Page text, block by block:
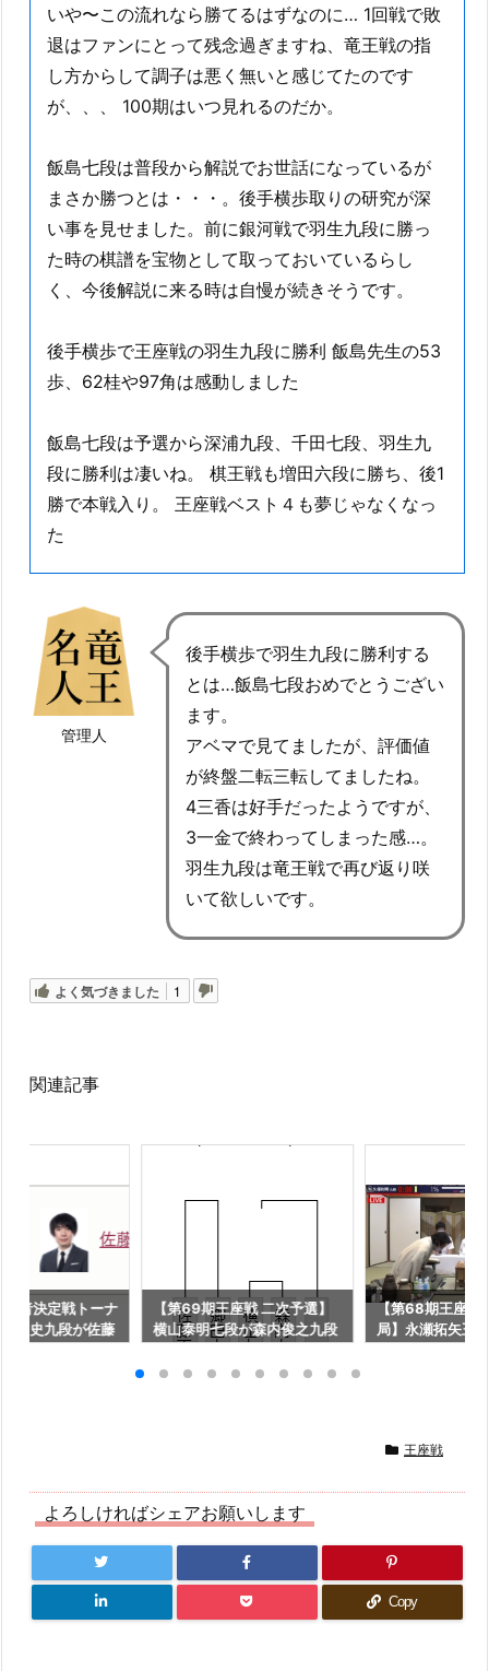
いや〜この流れなら勝てるはずなのに… 1回戦で敗
退はファンにとって残念過ぎますね、竜王戦の指
し方からして調子は悪く無いと感じてたのです
が、、、 100期はいつ見れるのだか。
飯島七段は普段から解説でお世話になっているが
まさか勝つとは・・・。後手横歩取りの研究が深
い事を見せました。前に銀河戦で羽生九段に勝っ
た時の棋譜を宝物として取っておいているらし
く、今後解説に来る時は自慢が続きそうです。
後手横歩で王座戦の羽生九段に勝利 飯島先生の53
歩、62桂や97角は感動しました
飯島七段は予選から深浦九段、千田七段、羽生九
段に勝利は凄いね。 棋王戦も増田六段に勝ち、後1
勝で本戦入り。 王座戦ベスト４も夢じゃなくなっ
た
管理人
後手横歩で羽生九段に勝利する
とは…飯島七段おめでとうござい
ます。
アベマで見てましたが、評価値
が終盤二転三転してましたね。
4三香は好手だったようですが、
3一金で終わってしまった感…。
羽生九段は竜王戦で再び返り咲
いて欲しいです。
よく気づきました 1
関連記事
戦者決定戦トーナ
尚史九段が佐藤
【第69期王座戦 二次予選】
横山泰明七段が森内俊之九段
【第68期王座戦
局】永瀬拓矢王
王座戦
よろしければシェアお願いします
Copy